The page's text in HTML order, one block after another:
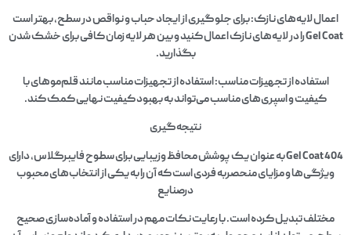
اعمال لایه‌های نازک: برای جلوگیری از ایجاد حباب و نواقص در سطح، بهتر است
Gel Coat را در لایه‌های نازک اعمال کنید و بین هر لایه زمان کافی برای خشک شدن
بگذارید.
استفاده از تجهیزات مناسب: استفاده از تجهیزات مناسب مانند قلم‌موهای با
کیفیت و اسپری‌های مناسب می‌تواند به بهبود کیفیت نهایی کمک کند.
نتیجه‌گیری
Gel Coat 404 به عنوان یک پوشش محافظ وزیبایی برای سطوح فایبرگلاس، دارای
ویژگی‌ها و مزایای منحصربه فردی است که آن را به یکی از انتخاب‌های محبوب
درصنایع
مختلف تبدیل کرده است. با رعایت نکات مهم در استفاده و آماده‌سازی صحیح